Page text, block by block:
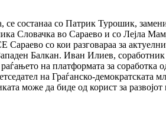
се состанаа со Патрик Турошик,
Словачка во Сараево и со Лејла
со кои разговараа за
Балкан. Иван Илиев,
на платформата за соработка
на Граѓанско-демократската
може да биде од корист за